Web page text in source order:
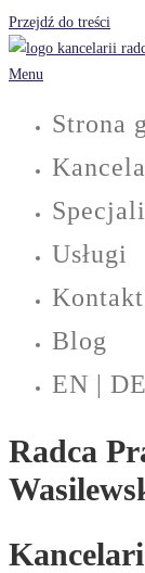
Przejdź do treści
Menu
Strona
Usługi
Kontakt
Blog
EN | DE
Radca